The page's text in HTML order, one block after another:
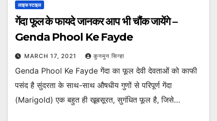
लाइफ स्टाइल
गेंदा फूल के फायदे जानकर आप भी चौंक जायेंगे –
Genda Phool Ke Fayde
MARCH 17, 2021 कुनमुन सिन्हा
Genda Phool Ke Fayde गेंदा का फूल देवी देवताओं को काफी
पसंद है सुंदरता के साथ-साथ औषधीय गुणों से परिपूर्ण गेंदा
(Marigold) एक बहुत ही खूबसूरत, सुगंधित फूल है, जिसे…